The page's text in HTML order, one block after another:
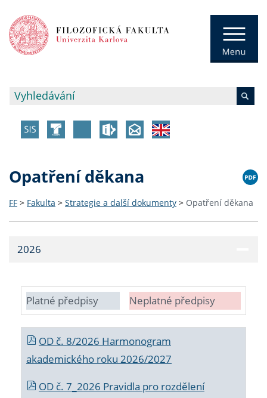
Opatření děkana
FF > Fakulta > Strategie a další dokumenty > Opatření děkana
2026
Platné předpisy Neplatné předpisy
OD č. 8/2026 Harmonogram
akademického roku 2026/2027
OD č. 7_2026 Pravidla pro rozdělení